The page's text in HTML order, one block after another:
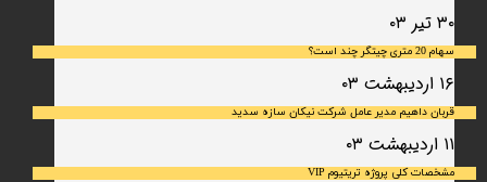
۳۰ تیر ۰۳
سهام 20 متری چیتگر چند است؟
۱۶ اردیبهشت ۰۳
قربان داهیم مدیر عامل شرکت نیکان سازه سدید
۱۱ اردیبهشت ۰۳
مشخصات کلی پروژه تریتیوم VIP